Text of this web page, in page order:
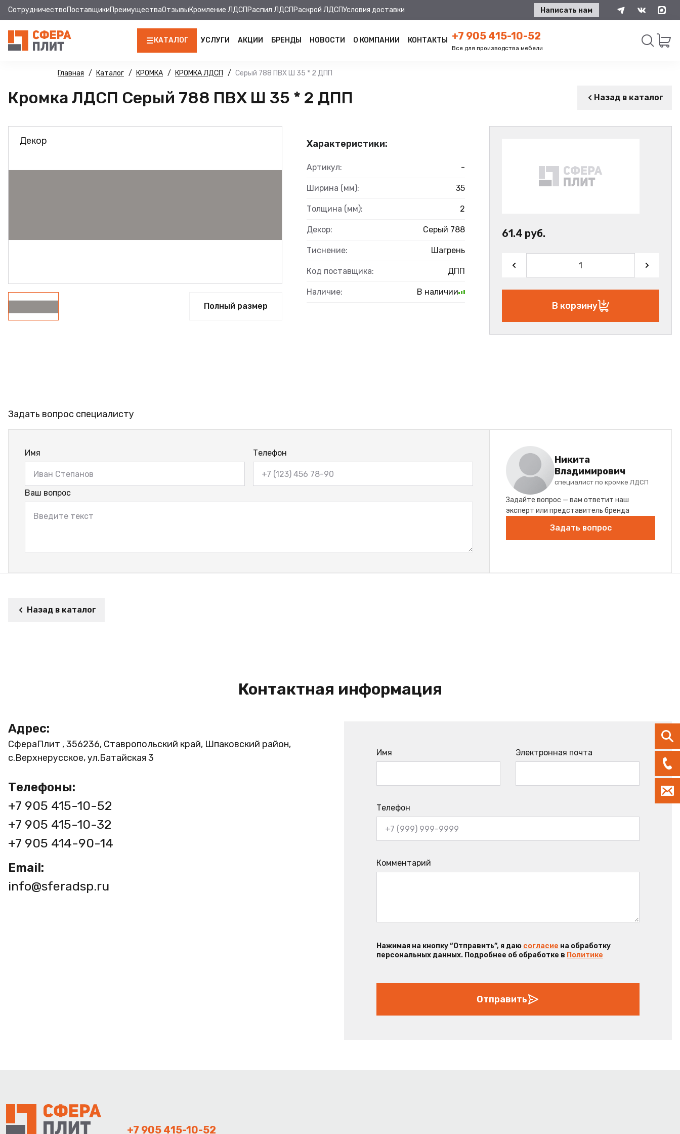
СотрудничествоПоставщикиПреимуществаОтзывыКромление ЛДСП Распил ЛДСП Раскрой ЛДСПУсловия доставки Написать нам
КАТАЛОГ
ЛДСП
КРОМКА
УСЛУГИ АКЦИИ БРЕНДЫ НОВОСТИ О КОМПАНИИ КОНТАКТЫ +7 905 415-10-52
Все для производства мебели
Главная Каталог КРОМКА КРОМКА ЛДСП Серый 788 ПВХ Ш 35 * 2 ДПП
Кромка ЛДСП Серый 788 ПВХ Ш 35 * 2 ДПП Назад в каталог
Декор
Полный размер
Характеристики:
Артикул: -
Ширина (мм): 35
Толщина (мм): 2
Декор: Серый 788
Тиснение: Шагрень
Код поставщика: ДПП
Наличие: В наличии
61.4 руб.
В корзину
Задать вопрос специалисту
Имя Телефон
Ваш вопрос
Никита
Владимирович
специалист по кромке ЛДСП
Задайте вопрос — вам ответит наш
эксперт или представитель бренда
Задать вопрос
Назад в каталог
Контактная информация
Адрес:
СфераПлит , 356236, Ставропольский край, Шпаковский район,
с.Верхнерусское, ул.Батайская 3
Телефоны:
+7 905 415-10-52
+7 905 415-10-32
+7 905 414-90-14
Email:
info@sferadsp.ru
Имя Электронная почта
Телефон
Комментарий
Нажимая на кнопку “Отправить”, я даю согласие на обработку
персональных данных. Подробнее об обработке в Политике
Отправить
+7 905 415-10-52